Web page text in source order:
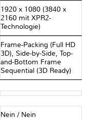
1920 x 1080 (3840 x
2160 mit XPR2-
Technologie)
Frame-Packing (Full HD
3D), Side-by-Side, Top-
and-Bottom Frame
Sequential (3D Ready)
Nein / Nein